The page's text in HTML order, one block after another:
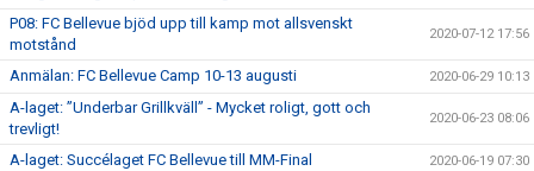
P08: FC Bellevue bjöd upp till kamp mot allsvenskt
motstånd
2020-07-12 17:56
Anmälan: FC Bellevue Camp 10-13 augusti 2020-06-29 10:13
A-laget: ”Underbar Grillkväll” - Mycket roligt, gott och
trevligt!
2020-06-23 08:06
A-laget: Succélaget FC Bellevue till MM-Final 2020-06-19 07:30